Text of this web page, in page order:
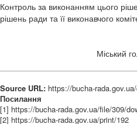
Контроль за виконанням цього
рішень ради та її виконавчого
Source URL: https://bucha-
Посилання
[1] https://bucha-rada.gov.ua/file/309/
[2] https://bucha-rada.gov.ua/print/192